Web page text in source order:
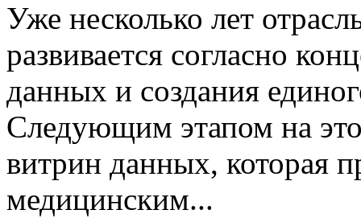
Уже несколько лет
развивается согласно
данных и создания
Следующим этапом на
витрин данных, которая
медицинским...